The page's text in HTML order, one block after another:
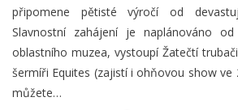
připomene pětisté výročí od
Slavnostní zahájení je naplánováno
oblastního muzea, vystoupí Žatečtí
šermíři Equites (zajistí i ohňovou show ve
můžete…